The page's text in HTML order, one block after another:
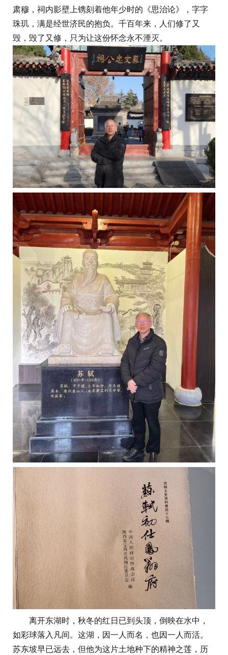
肃穆，祠内影壁上镌刻着他年少时的《思治论》，字字
珠玑，满是经世济民的抱负。千百年来，人们修了又
毁，毁了又修，只为让这份怀念永不湮灭。
离开东湖时，秋冬的红日已到头顶，倒映在水中，
如彩球落入凡间。这湖，因一人而名，也因一人而活。
苏东坡早已远去，但他为这片土地种下的精神之莲，历